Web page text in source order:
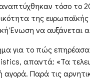
τόσο το
της
Ένωση να αυξάνεται
για το πώς
απαντά: «Τα
αγορά. Παρά τις